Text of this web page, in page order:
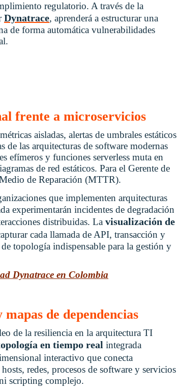
regulatorio. A través de la
Dynatrace, aprenderá a estructurar una
de forma automática vulnerabilidades
frente a microservicios
aisladas, alertas de umbrales estáticos
de las arquitecturas de software modernas
efímeros y funciones serverless muta en
de red estáticos. Para el Gerente de
de Reparación (MTTR).
que implementen arquitecturas
experimentarán incidentes de degradación
distribuidas. La visualización de
cada llamada de API, transacción y
topología indispensable para la gestión y
Dynatrace en Colombia
de dependencias
de la resiliencia en la arquitectura TI
en tiempo real integrada
interactivo que conecta
redes, procesos de software y servicios
scripting complejo.